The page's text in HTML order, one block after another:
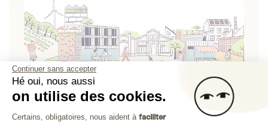
Continuer sans accepter
Hé oui, nous aussi
on utilise des cookies.
Plateforme de Gestion du
Certains, obligatoires, nous aident à faciliter